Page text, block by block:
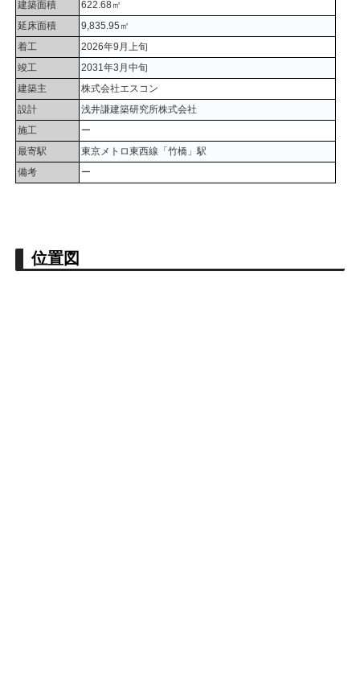
建築面積
622.68㎡
延床面積
9,835.95㎡
着工
2026年9月上旬
竣工
2031年3月中旬
建築主
株式会社エスコン
設計
浅井謙建築研究所株式会社
施工
ー
最寄駅
東京メトロ東西線「竹橋」駅
備考
ー
位置図